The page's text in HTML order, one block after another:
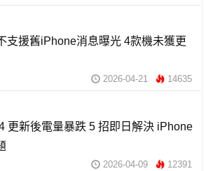
支援舊iPhone消息曝光 4款機未獲更
2026-04-21 14635
更新後電量暴跌 5 招即日解決 iPhone
2026-04-09 12391